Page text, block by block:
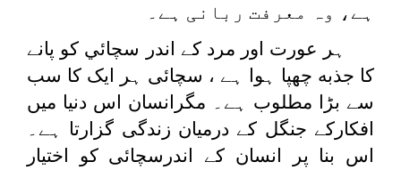
ہے، وہ معرفت ربانی ہے۔
ہر عورت اور مرد کے اندر سچائي كو پانے
كا جذبه چھپا ہوا ہے ، سچائی ہر ایک کا سب
سے بڑا مطلوب ہے۔ مگرانسان اس دنيا ميں
افكاركے جنگل کے درمیان زندگی گزارتا ہے۔
اس بنا پر انسان کے اندرسچائی کو اختیار